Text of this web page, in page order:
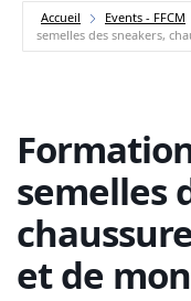
Accueil Events - FFCM
semelles des sneakers,
semelles
et de